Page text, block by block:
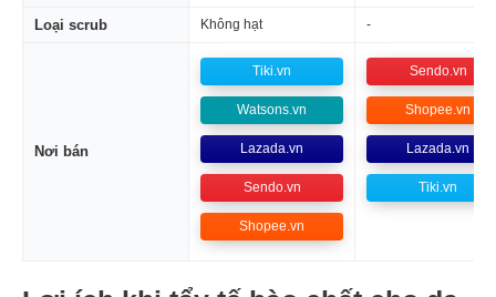
Loại scrub Không hạt -
Nơi bán
Tiki.vn
Watsons.vn
Lazada.vn
Sendo.vn
Shopee.vn
Sendo.vn
Shopee.vn
Lazada.vn
Tiki.vn